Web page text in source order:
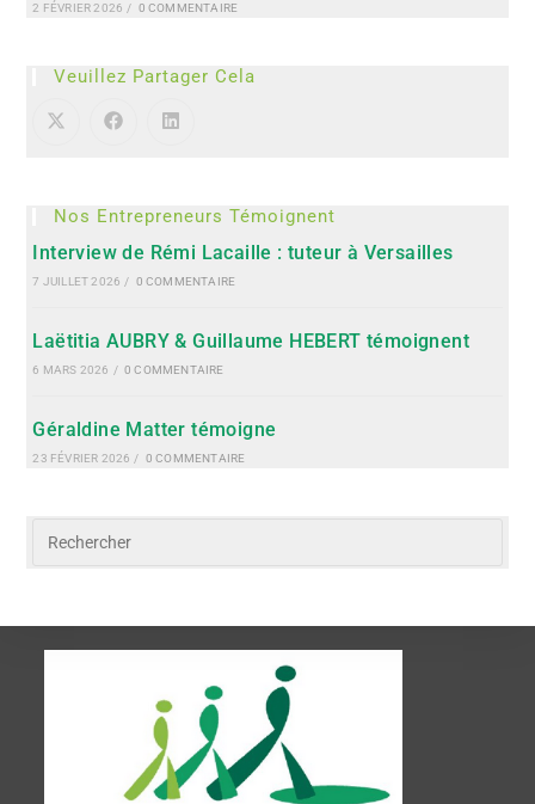
2 FÉVRIER 2026 / 0 COMMENTAIRE
Veuillez Partager Cela
Nos Entrepreneurs Témoignent
Interview de Rémi Lacaille : tuteur à Versailles
7 JUILLET 2026 / 0 COMMENTAIRE
Laëtitia AUBRY & Guillaume HEBERT témoignent
6 MARS 2026 / 0 COMMENTAIRE
Géraldine Matter témoigne
23 FÉVRIER 2026 / 0 COMMENTAIRE